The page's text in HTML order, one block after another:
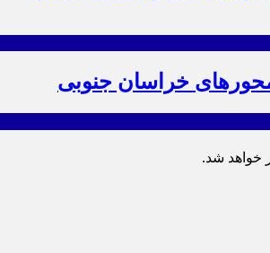
خواهد شد.